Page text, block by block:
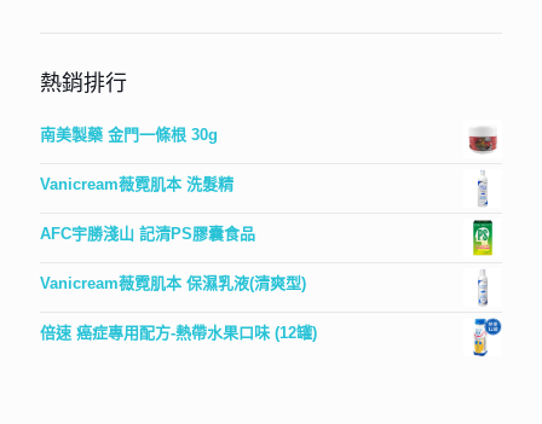
熱銷排行
南美製藥 金門一條根 30g
Vanicream薇霓肌本 洗髮精
AFC宇勝淺山 記清PS膠囊食品
Vanicream薇霓肌本 保濕乳液(清爽型)
倍速 癌症專用配方-熱帶水果口味 (12罐)